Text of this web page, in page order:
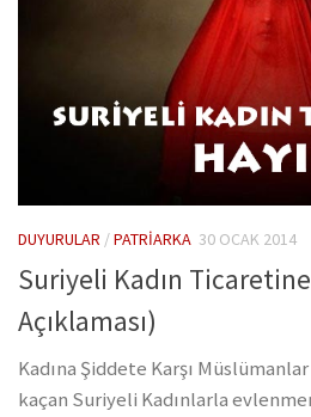
DUYURULAR /PATRIARKA 30 OCAK 2014
Suriyeli Kadın Ticaretine
Açıklaması)
Kadına Şiddete Karşı
kaçan Suriyeli Kadınlarla